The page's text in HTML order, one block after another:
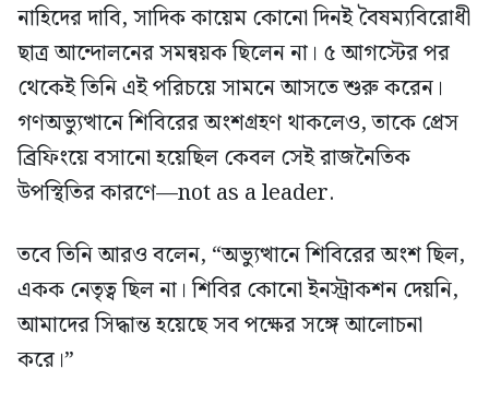
নাহিদের দাবি, সাদিক কায়েম কোনো দিনই বৈষম্যবিরোধী
ছাত্র আন্দোলনের সমন্বয়ক ছিলেন না। ৫ আগস্টের পর
থেকেই তিনি এই পরিচয়ে সামনে আসতে শুরু করেন।
গণঅভ্যুত্থানে শিবিরের অংশগ্রহণ থাকলেও, তাকে প্রেস
ব্রিফিংয়ে বসানো হয়েছিল কেবল সেই রাজনৈতিক
উপস্থিতির কারণে—not as a leader.
তবে তিনি আরও বলেন, “অভ্যুত্থানে শিবিরের অংশ ছিল,
একক নেতৃত্ব ছিল না। শিবির কোনো ইনস্ট্রাকশন দেয়নি,
আমাদের সিদ্ধান্ত হয়েছে সব পক্ষের সঙ্গে আলোচনা
করে।”